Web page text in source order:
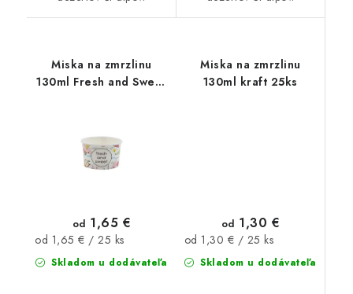
Miska na zmrzlinu
130ml Fresh and Sweet
Skladom u dodávateľa
od 1,65 €
Jednotková
cena:
od 1,65 € / 25 ks
Miska na zmrzlinu
130ml kraft 25ks
Skladom u dodávateľa
od 1,30 €
Jednotková
cena:
od 1,30 € / 25 ks